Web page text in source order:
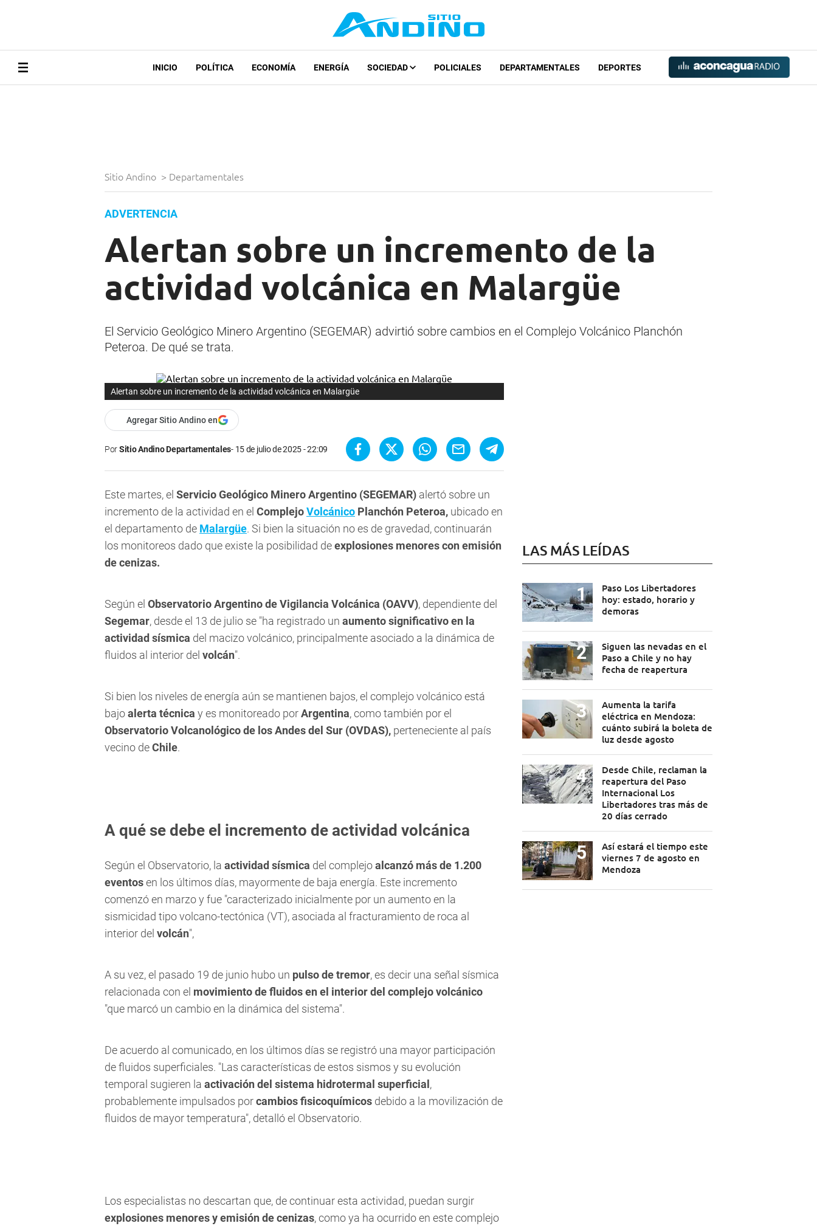
INICIO POLÍTICA ECONOMÍA ENERGÍA SOCIEDAD POLICIALES DEPARTAMENTALES DEPORTES
Sitio Andino > Departamentales
ADVERTENCIA
Alertan sobre un incremento de la
actividad volcánica en Malargüe
El Servicio Geológico Minero Argentino (SEGEMAR) advirtió sobre cambios en el Complejo Volcánico Planchón
Peteroa. De qué se trata.
Alertan sobre un incremento de la actividad volcánica en Malargüe
Agregar Sitio Andino en
PorSitio Andino Departamentales 15 de julio de 2025 - 22:09
Este martes, el Servicio Geológico Minero Argentino (SEGEMAR) alertó sobre un
incremento de la actividad en el ComplejoVolcánico Planchón Peteroa, ubicado en
el departamento de Malargüe. Si bien la situación no es de gravedad, continuarán
los monitoreos dado que existe la posibilidad deexplosiones menores con emisión
de cenizas.
Según el Observatorio Argentino de Vigilancia Volcánica (OAVV), dependiente del
Segemar, desde el 13 de julio se "ha registrado un aumento significativo en la
actividad sísmica del macizo volcánico, principalmente asociado a la dinámica de
fluidos al interior del volcán".
Si bien los niveles de energía aún se mantienen bajos, el complejo volcánico está
bajoalerta técnica y es monitoreado porArgentina, como también por el
Observatorio Volcanológico de los Andes del Sur (OVDAS), perteneciente al país
vecino deChile.
A qué se debe el incremento de actividad volcánica
Según el Observatorio, la actividad sísmica del complejoalcanzó más de 1.200
eventosen los últimos días, mayormente de baja energía. Este incremento
comenzó en marzo y fue "caracterizado inicialmente por un aumento en la
sismicidad tipo volcano-tectónica (VT), asociada al fracturamiento de roca al
interior del volcán",
A su vez, el pasado 19 de junio hubo un pulso de tremor, es decir una señal sísmica
relacionada con el movimiento de fluidos en el interior del complejo volcánico
"que marcó un cambio en la dinámica del sistema".
De acuerdo al comunicado, en los últimos días se registró una mayor participación
de fluidos superficiales. "Las características de estos sismos y su evolución
temporal sugieren la activación del sistema hidrotermal superficial ,
probablemente impulsados porcambios fisicoquímicos debido a la movilización de
fluidos de mayor temperatura", detalló el Observatorio.
Los especialistas no descartan que, de continuar esta actividad, puedan surgir
explosiones menores y emisión de cenizas, como ya ha ocurrido en este complejo
LAS MÁS LEÍDAS
Paso Los Libertadores
hoy: estado, horario y
demoras
Siguen las nevadas en el
Paso a Chile y no hay
fecha de reapertura
Aumenta la tarifa
eléctrica en Mendoza:
cuánto subirá la boleta de
luz desde agosto
Desde Chile, reclaman la
reapertura del Paso
Internacional Los
Libertadores tras más de
20 días cerrado
Así estará el tiempo este
viernes 7 de agosto en
Mendoza